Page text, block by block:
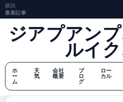
購読
最新記事
ジアプアン
ルイ
ホ
ー
ム
天
気
会社
概要
ブ
ロ
グ
ロー
カル